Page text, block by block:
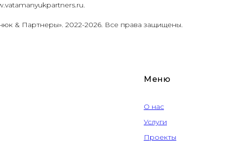
& Партнеры». 2022-2026. Все права защищены.
Меню
О нас
Услуги
Проекты